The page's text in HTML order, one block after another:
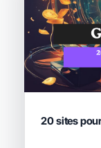
20 sites